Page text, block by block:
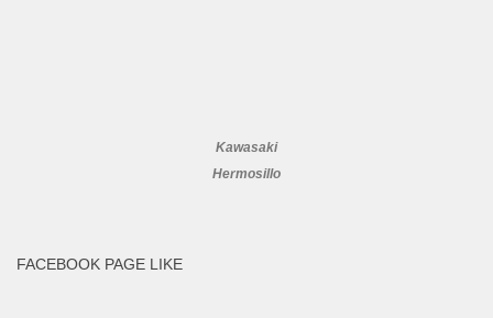
Kawasaki
Hermosillo
FACEBOOK PAGE LIKE